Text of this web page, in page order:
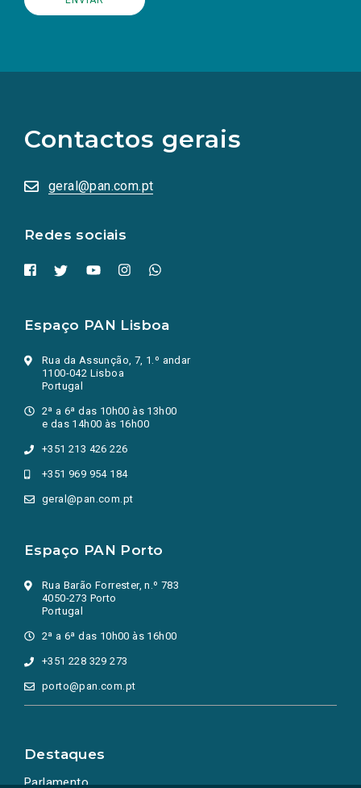
Contactos gerais
geral@pan.com.pt
Redes sociais
redes
sociais
numa
nova
Espaço PAN Lisboa
Rua da Assunção, 7, 1.º andar
1100-042 Lisboa
Portugal
2ª a 6ª das 10h00 às 13h00
e das 14h00 às 16h00
+351 213 426 226
+351 969 954 184
geral@pan.com.pt
Espaço PAN Porto
Rua Barão Forrester, n.º 783
4050-273 Porto
Portugal
2ª a 6ª das 10h00 às 16h00
+351 228 329 273
porto@pan.com.pt
Destaques
Parlamento